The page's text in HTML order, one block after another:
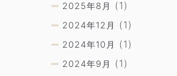
2025年8月 (1)
2024年12月 (1)
2024年10月 (1)
2024年9月 (1)